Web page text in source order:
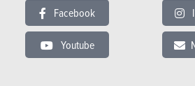
Facebook
Youtube